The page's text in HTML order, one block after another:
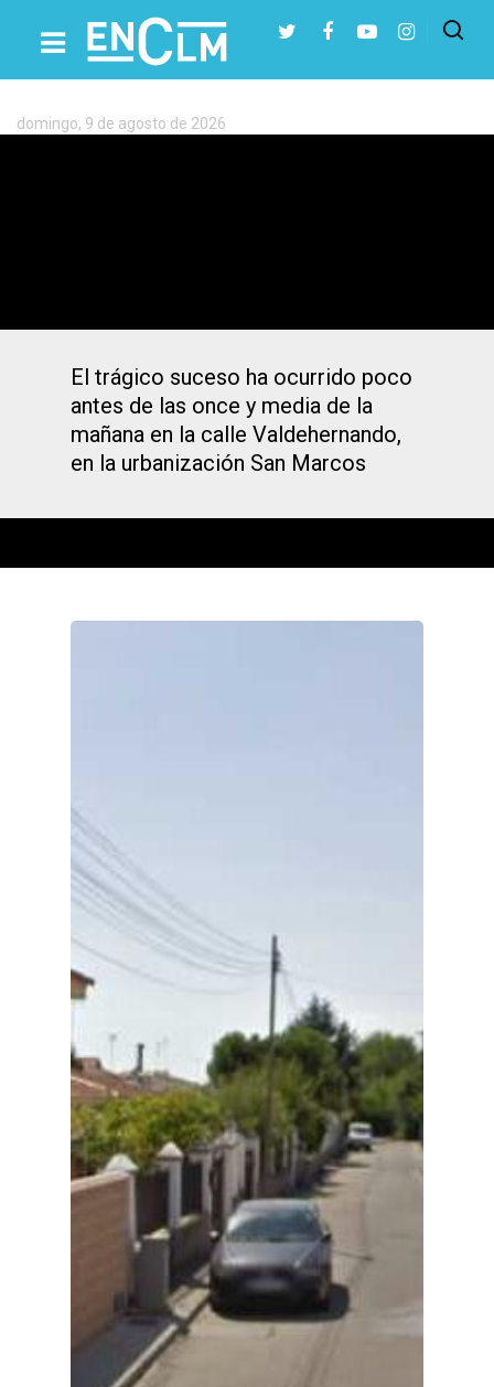
Etiqueta:
Viso
San
Presiona Intro para buscar o ESC para cerrar
domingo, 9 de agosto de 2026
El trágico suceso ha ocurrido poco
antes de las once y media de la
mañana en la calle Valdehernando,
en la urbanización San Marcos